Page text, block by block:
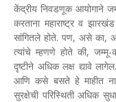
केंद्रीय निवडणूक आयोगाने
करताना महाराष्ट्र व
सांगितले होते. पण, असे का,
त्यांचे म्हणणे होते की, जम्मू-
दृष्टीने अधिक लक्ष द्यावे
आणि कसे बसते हे माहीत
सुरक्षेची परिस्थिती अधिक